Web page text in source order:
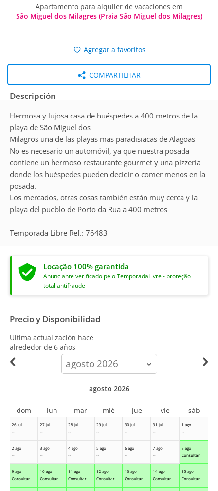
Apartamento para alquiler de vacaciones em
São Miguel dos Milagres (Praia São Miguel dos Milagres)
Agregar a favoritos
COMPARTILHAR
Descripción
Hermosa y lujosa casa de huéspedes a 400 metros de la
playa de São Miguel dos
Milagros una de las playas más paradisíacas de Alagoas
No es necesario un automóvil, ya que nuestra posada
contiene un hermoso restaurante gourmet y una pizzería
donde los huéspedes pueden decidir o comer menos en la
posada.
Los mercados, otras cosas también están muy cerca y la
playa del pueblo de Porto da Rua a 400 metros
Temporada Libre Ref.: 76483
Locação 100% garantida
Anunciante verificado pelo TemporadaLivre - proteção
total antifraude
Precio y Disponibilidad
Ultima actualización hace
alrededor de 6 años
calendar-
month
26 jul
--
27 jul
--
28 jul
--
29 jul
--
30 jul
--
31 jul
--
1 ago
--
2 ago
--
3 ago
--
4 ago
--
5 ago
--
6 ago
--
7 ago
--
8 ago
Consultar
9 ago
Consultar
10 ago
Consultar
11 ago
Consultar
12 ago
Consultar
13 ago
Consultar
14 ago
Consultar
15 ago
Consultar
agosto 2026
dom lun mar mié jue vie sáb